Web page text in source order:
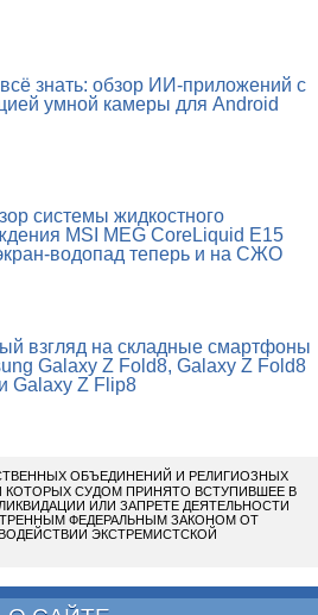
знать: обзор ИИ-приложений с
умной камеры для Android
системы жидкостного
MSI MEG CoreLiquid E15
водопад теперь и на СЖО
взгляд на складные смартфоны
Galaxy Z Fold8, Galaxy Z Fold8
Galaxy Z Flip8
ОБЪЕДИНЕНИЙ И РЕЛИГИОЗНЫХ
СУДОМ ПРИНЯТО ВСТУПИВШЕЕ В
ИЛИ ЗАПРЕТЕ ДЕЯТЕЛЬНОСТИ
ФЕДЕРАЛЬНЫМ ЗАКОНОМ ОТ
ЭКСТРЕМИСТСКОЙ